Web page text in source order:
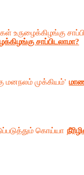
சாப்பிடலாமா?